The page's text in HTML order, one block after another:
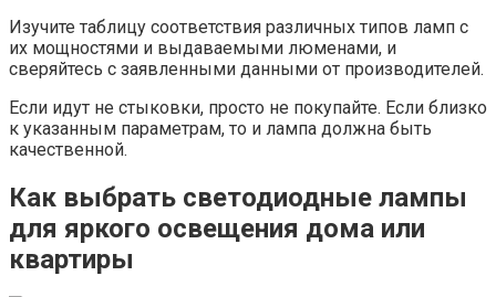
Изучите таблицу соответствия различных типов ламп с
их мощностями и выдаваемыми люменами, и
сверяйтесь с заявленными данными от производителей.
Если идут не стыковки, просто не покупайте. Если близко
к указанным параметрам, то и лампа должна быть
качественной.
Как выбрать светодиодные лампы
для яркого освещения дома или
квартиры